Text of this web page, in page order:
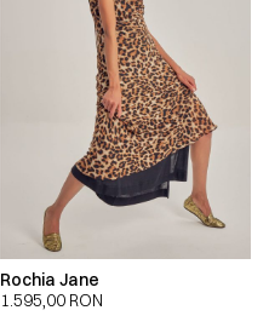
Rochia Jane
1.595,00 RON